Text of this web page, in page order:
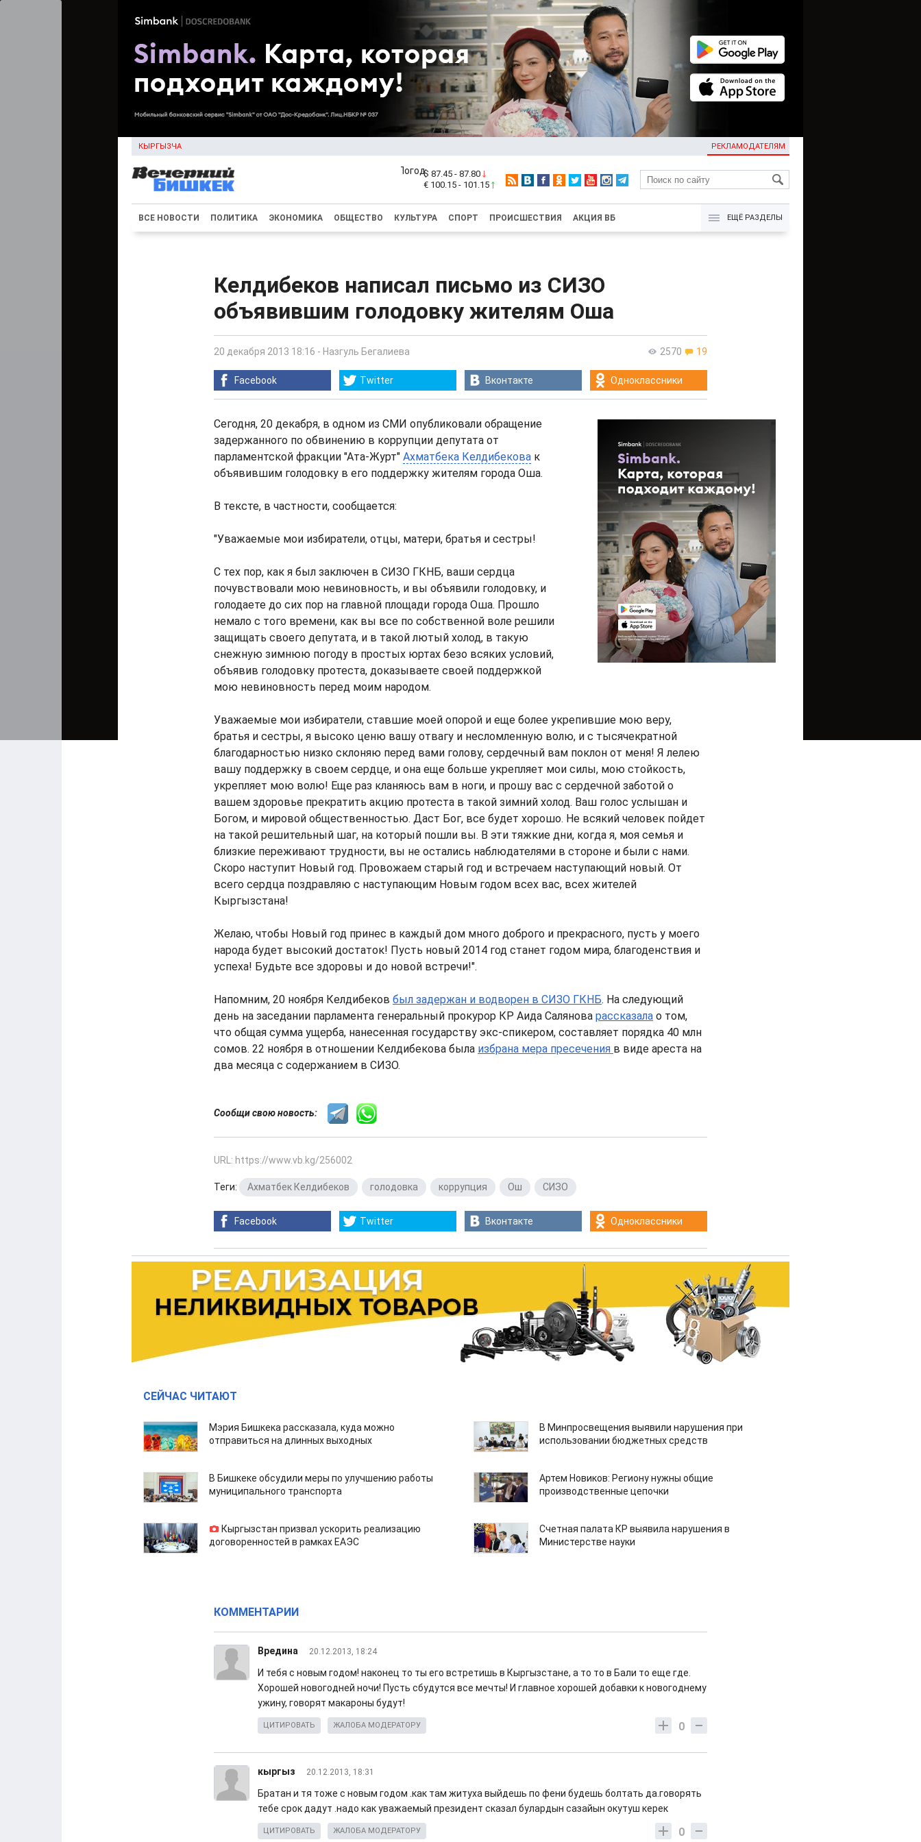
КЫРГЫЗЧА РЕКЛАМОДАТЕЛЯМ
KG
$ 87.45 - 87.80
€ 100.15 - 101.15
ВСЕ НОВОСТИ ПОЛИТИКА ЭКОНОМИКА ОБЩЕСТВО КУЛЬТУРА СПОРТ ПРОИСШЕСТВИЯ АКЦИЯ ВБ ЕЩЁ РАЗДЕЛЫ
Келдибеков написал письмо из СИЗО
объявившим голодовку жителям Оша
2570 19
20 декабря 2013 18:16 - Назгуль Бегалиева
Facebook Twitter Вконтакте Одноклассники
Сегодня, 20 декабря, в одном из СМИ опубликовали обращение
задержанного по обвинению в коррупции депутата от
парламентской фракции "Ата-Журт" Ахматбека Келдибекова к
объявившим голодовку в его поддержку жителям города Оша.
В тексте, в частности, сообщается:
"Уважаемые мои избиратели, отцы, матери, братья и сестры!
С тех пор, как я был заключен в СИЗО ГКНБ, ваши сердца
почувствовали мою невиновность, и вы объявили голодовку, и
голодаете до сих пор на главной площади города Оша. Прошло
немало с того времени, как вы все по собственной воле решили
защищать своего депутата, и в такой лютый холод, в такую
снежную зимнюю погоду в простых юртах безо всяких условий,
объявив голодовку протеста, доказываете своей поддержкой
мою невиновность перед моим народом.
Уважаемые мои избиратели, ставшие моей опорой и еще более укрепившие мою веру,
братья и сестры, я высоко ценю вашу отвагу и несломленную волю, и с тысячекратной
благодарностью низко склоняю перед вами голову, сердечный вам поклон от меня! Я лелею
вашу поддержку в своем сердце, и она еще больше укрепляет мои силы, мою стойкость,
укрепляет мою волю! Еще раз кланяюсь вам в ноги, и прошу вас с сердечной заботой о
вашем здоровье прекратить акцию протеста в такой зимний холод. Ваш голос услышан и
Богом, и мировой общественностью. Даст Бог, все будет хорошо. Не всякий человек пойдет
на такой решительный шаг, на который пошли вы. В эти тяжкие дни, когда я, моя семья и
близкие переживают трудности, вы не остались наблюдателями в стороне и были с нами.
Скоро наступит Новый год. Провожаем старый год и встречаем наступающий новый. От
всего сердца поздравляю с наступающим Новым годом всех вас, всех жителей
Кыргызстана!
Желаю, чтобы Новый год принес в каждый дом много доброго и прекрасного, пусть у моего
народа будет высокий достаток! Пусть новый 2014 год станет годом мира, благоденствия и
успеха! Будьте все здоровы и до новой встречи!".
Напомним, 20 ноября Келдибеков был задержан и водворен в СИЗО ГКНБ. На следующий
день на заседании парламента генеральный прокурор КР Аида Салянова рассказала о том,
что общая сумма ущерба, нанесенная государству экс-спикером, составляет порядка 40 млн
сомов. 22 ноября в отношении Келдибекова была избрана мера пресечения в виде ареста на
два месяца с содержанием в СИЗО.
Сообщи свою новость:
URL: https://www.vb.kg/256002
Теги: Ахматбек Келдибеков голодовка коррупция Ош СИЗО
Facebook Twitter Вконтакте Одноклассники
СЕЙЧАС ЧИТАЮТ
Мэрия Бишкека рассказала, куда можно
отправиться на длинных выходных
В Минпросвещения выявили нарушения при
использовании бюджетных средств
В Бишкеке обсудили меры по улучшению работы
муниципального транспорта
Артем Новиков: Региону нужны общие
производственные цепочки
Кыргызстан призвал ускорить реализацию
договоренностей в рамках ЕАЭС
Счетная палата КР выявила нарушения в
Министерстве науки
КОММЕНТАРИИ
Вредина 20.12.2013, 18:24
И тебя с новым годом! наконец то ты его встретишь в Кыргызстане, а то то в Бали то еще где.
Хорошей новогодней ночи! Пусть сбудутся все мечты! И главное хорошей добавки к новогоднему
ужину, говорят макароны будут!
0
ЦИТИРОВАТЬ ЖАЛОБА МОДЕРАТОРУ
кыргыз 20.12.2013, 18:31
Братан и тя тоже с новым годом .как там житуха выйдешь по фени будешь болтать да.говорять
тебе срок дадут .надо как уважаемый президент сказал булардын сазайын окутуш керек
0
ЦИТИРОВАТЬ ЖАЛОБА МОДЕРАТОРУ